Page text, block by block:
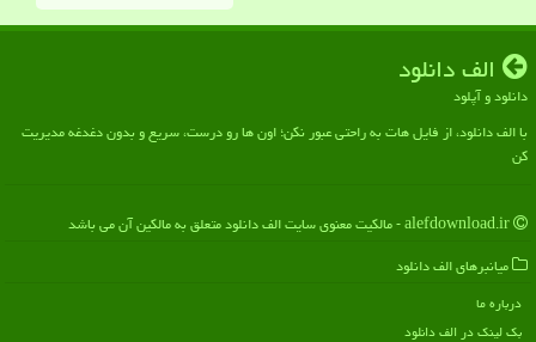
الف دانلود
دانلود و آپلود
با الف دانلود، از فایل هات به راحتی عبور نکن؛ اون ها رو درست، سریع و بدون دغدغه مدیریت
کن
میانبرهای الف دانلود
درباره ما
بک لینک در الف دانلود